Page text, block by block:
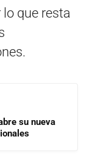
que resta
su nueva